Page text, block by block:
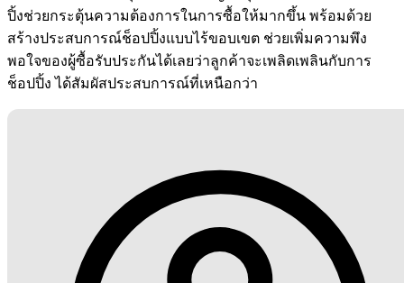
ปิ้งช่วยกระตุ้นความต้องการในการซื้อให้มากขึ้น พร้อมด้วย
สร้างประสบการณ์ช็อปปิ้งแบบไร้ขอบเขต ช่วยเพิ่มความพึง
พอใจของผู้ซื้อรับประกันได้เลยว่าลูกค้าจะเพลิดเพลินกับการ
ช็อปปิ้ง ได้สัมผัสประสบการณ์ที่เหนือกว่า